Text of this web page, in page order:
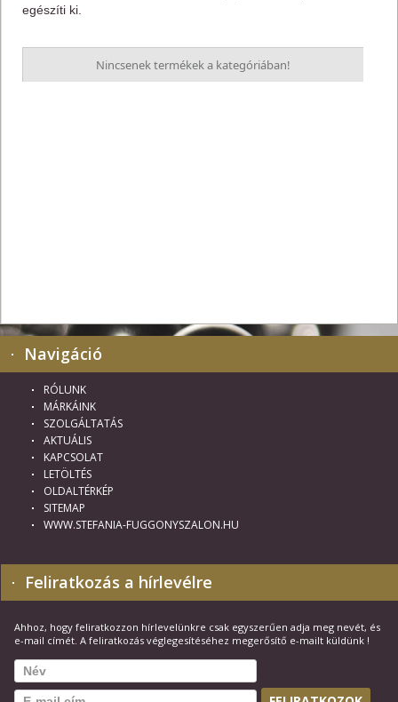
egészíti ki.
Nincsenek termékek a kategóriában!
Navigáció
RÓLUNK
MÁRKÁINK
SZOLGÁLTATÁS
AKTUÁLIS
KAPCSOLAT
LETÖLTÉS
OLDALTÉRKÉP
SITEMAP
WWW.STEFANIA-FUGGONYSZALON.HU
Feliratkozás a hírlevélre
Ahhoz, hogy feliratkozzon hírlevelünkre csak egyszerűen adja meg nevét, és
e-mail címét. A feliratkozás véglegesítéséhez megerősítő e-mailt küldünk !